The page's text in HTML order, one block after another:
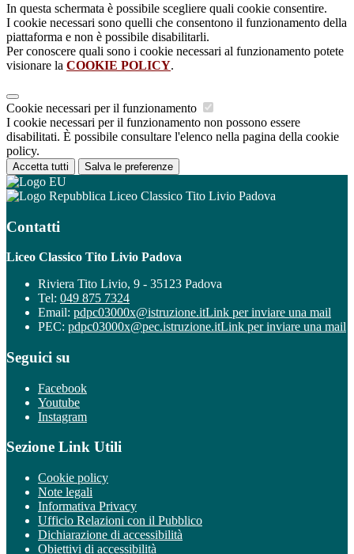
In questa schermata è possibile scegliere quali cookie consentire.
I cookie necessari sono quelli che consentono il funzionamento della
piattaforma e non è possibile disabilitarli.
Per conoscere quali sono i cookie necessari al funzionamento potete
visionare la COOKIE POLICY.
Cookie necessari per il funzionamento
I cookie necessari per il funzionamento non possono essere
disabilitati. È possibile consultare l'elenco nella pagina della cookie
policy.
Accetta tutti Salva le preferenze
Liceo Classico Tito Livio Padova
Contatti
Liceo Classico Tito Livio Padova
Riviera Tito Livio, 9 - 35123 Padova
Tel: 049 875 7324
Email: pdpc03000x@istruzione.itLink per inviare una mail
PEC: pdpc03000x@pec.istruzione.itLink per inviare una mail
Seguici su
Facebook
Youtube
Instagram
Sezione Link Utili
Cookie policy
Note legali
Informativa Privacy
Ufficio Relazioni con il Pubblico
Dichiarazione di accessibilità
Obiettivi di accessibilità